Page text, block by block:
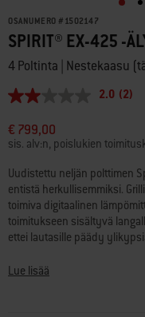
OSANUMERO # 1502147
SPIRIT® EX-425 -
4 Poltinta | Nestekaasu
2.0
5
tähteä,
keskimääräinen
arvosana.
Read
2
Reviews.
Saman
sivun
linkki.
2.0 (2)
€ 799,00
sis. alv:n, poislukien
Uudistettu neljän polttimen
entistä herkullisemmiksi.
toimiva digitaalinen
toimitukseen sisältyvä
ettei lautasille päädy
saada älypuhelimeesi
Lue lisää